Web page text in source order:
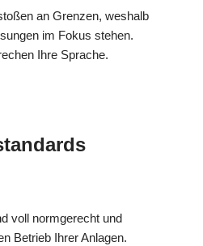
an Grenzen, weshalb
im Fokus stehen.
Ihre Sprache.
voll normgerecht und
Betrieb Ihrer Anlagen.